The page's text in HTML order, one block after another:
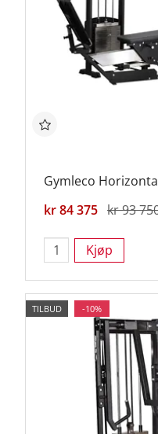
Gymleco
kr 84 375 kr 93
Kjøp
TILBUD -10%